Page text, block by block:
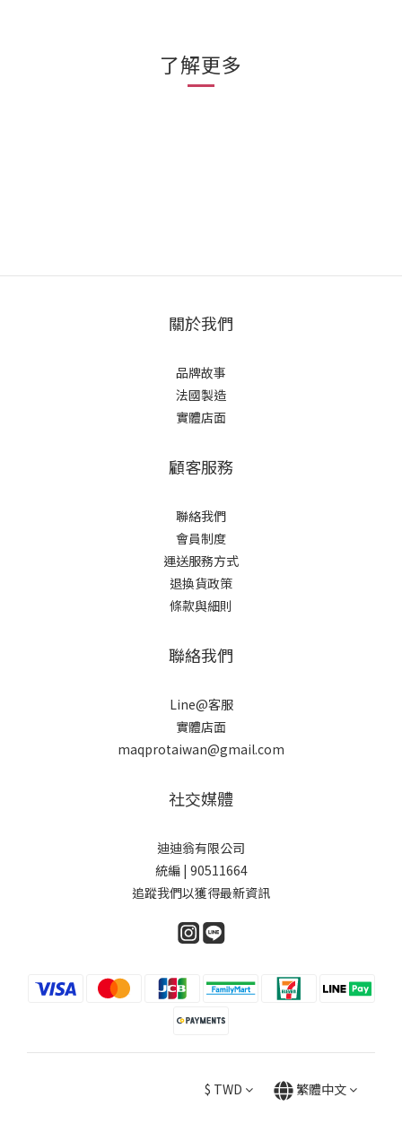
了解更多
關於我們
品牌故事
法國製造
實體店面
顧客服務
聯絡我們
會員制度
運送服務方式
退換貨政策
條款與細則
聯絡我們
Line@客服
實體店面
maqprotaiwan@gmail.com
社交媒體
迪迪翁有限公司
統編 | 90511664
追蹤我們以獲得最新資訊
$ TWD 繁體中文